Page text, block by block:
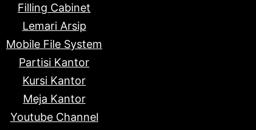
Filling Cabinet
Lemari Arsip
Mobile File System
Partisi Kantor
Kursi Kantor
Meja Kantor
Youtube Channel